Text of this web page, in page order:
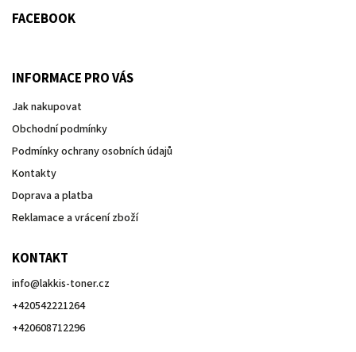
FACEBOOK
INFORMACE PRO VÁS
Jak nakupovat
Obchodní podmínky
Podmínky ochrany osobních údajů
Kontakty
Doprava a platba
Reklamace a vrácení zboží
KONTAKT
info@lakkis-toner.cz
+420542221264
+420608712296